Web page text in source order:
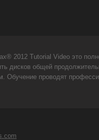
2012 Tutorial Video это
дисков общей
Обучение проводят